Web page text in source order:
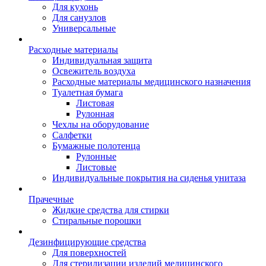
Для кухонь
Для санузлов
Универсальные
Расходные материалы
Индивидуальная защита
Освежитель воздуха
Расходные материалы медицинского назначения
Туалетная бумага
Листовая
Рулонная
Чехлы на оборудование
Салфетки
Бумажные полотенца
Рулонные
Листовые
Индивидуальные покрытия на сиденья унитаза
Прачечные
Жидкие средства для стирки
Стиральные порошки
Дезинфицирующие средства
Для поверхностей
Для стерилизации изделий медицинского